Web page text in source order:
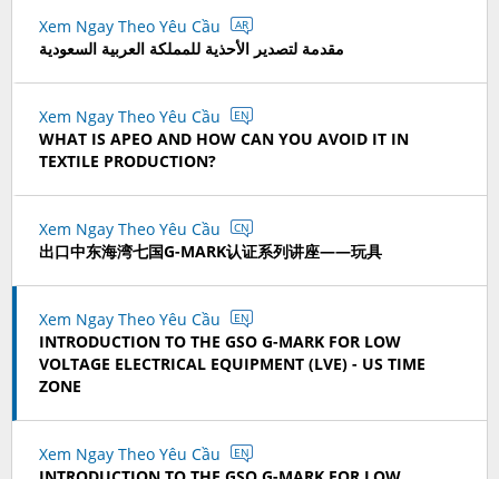
Xem Ngay Theo Yêu Cầu AR
مقدمة لتصدير الأحذية للمملكة العربية السعودية
Xem Ngay Theo Yêu Cầu EN
WHAT IS APEO AND HOW CAN YOU AVOID IT IN
TEXTILE PRODUCTION?
Xem Ngay Theo Yêu Cầu CN
出口中东海湾七国G-MARK认证系列讲座——玩具
Xem Ngay Theo Yêu Cầu EN
INTRODUCTION TO THE GSO G-MARK FOR LOW
VOLTAGE ELECTRICAL EQUIPMENT (LVE) - US TIME
ZONE
Xem Ngay Theo Yêu Cầu EN